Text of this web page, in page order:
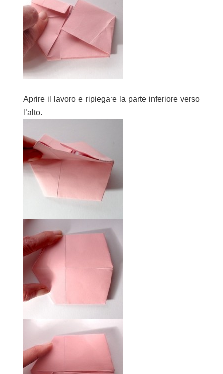
Aprire il lavoro e ripiegare la parte inferiore verso
l’alto.